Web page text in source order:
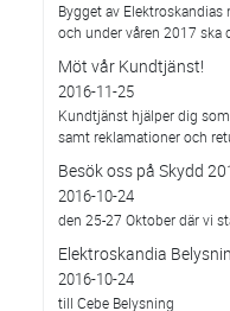
Bygget av Elektroskandias
och under våren 2017 ska
Möt vår Kundtjänst!
2016-11-25
Kundtjänst hjälper dig
samt reklamationer och
Besök oss på Skydd
2016-10-24
den 25-27 Oktober där vi
Elektroskandia
2016-10-24
till Cebe Belysning